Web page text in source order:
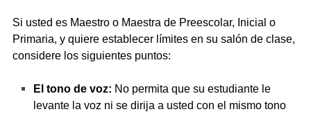
Si usted es Maestro o Maestra de Preescolar, Inicial o
Primaria, y quiere establecer límites en su salón de clase,
considere los siguientes puntos:
El tono de voz: No permita que su estudiante le
levante la voz ni se dirija a usted con el mismo tono